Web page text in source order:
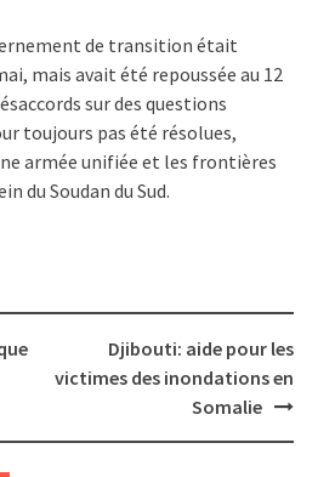
de transition était
mais avait été repoussée au 12
sur des questions
toujours pas été résolues,
armée unifiée et les frontières
du Soudan du Sud.
Djibouti: aide pour les
victimes des inondations en
Somalie